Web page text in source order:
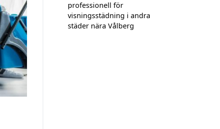
professionell för
visningsstädning i andra
städer nära Vålberg